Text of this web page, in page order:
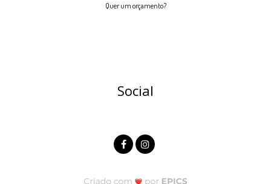
Quer um orçamento?
Social